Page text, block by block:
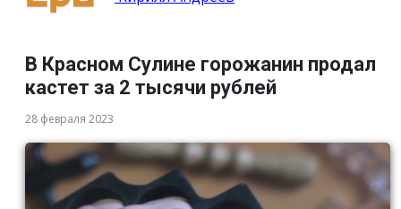
В Красном Сулине горожанин продал
кастет за 2 тысячи рублей
28 февраля 2023